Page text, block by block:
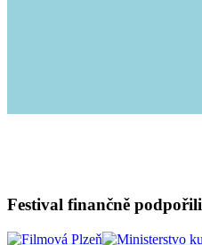
Festival finančně podpořili